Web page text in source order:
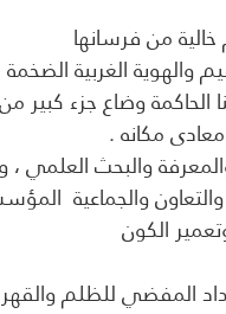
من فرسانها
والهوية الغربية الضخمة
الحاكمة وضاع جزء كبير
مكانه .
والبحث العلمي ،
والجماعية
الكون
المفضي للظلم